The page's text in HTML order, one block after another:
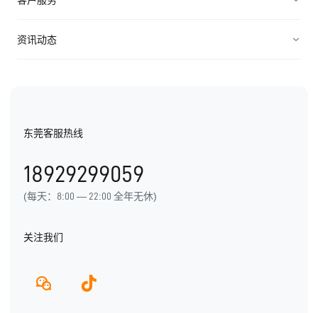
资源中心
用户手册
资讯动态
发展历程
产品动态
东莞客服热线
18929299059
(每天：8:00 — 22:00 全年无休)
关注我们